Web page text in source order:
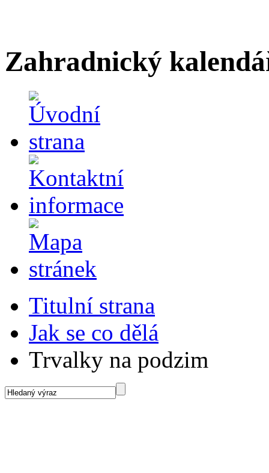
Zahradnický
Titulní strana
Jak se co dělá
Trvalky na podzim